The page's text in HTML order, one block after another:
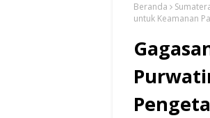
Beranda
untuk Keamanan